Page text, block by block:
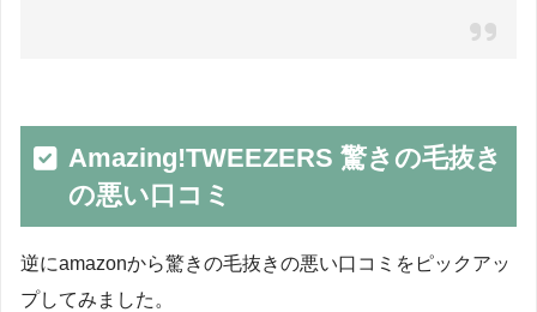
Amazing!TWEEZERS 驚きの毛抜き
の悪い口コミ
逆にamazonから驚きの毛抜きの悪い口コミをピックアッ
プしてみました。